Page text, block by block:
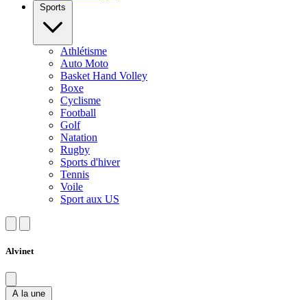
Sports
Athlétisme
Auto Moto
Basket Hand Volley
Boxe
Cyclisme
Football
Golf
Natation
Rugby
Sports d'hiver
Tennis
Voile
Sport aux US
Alvinet
A la une